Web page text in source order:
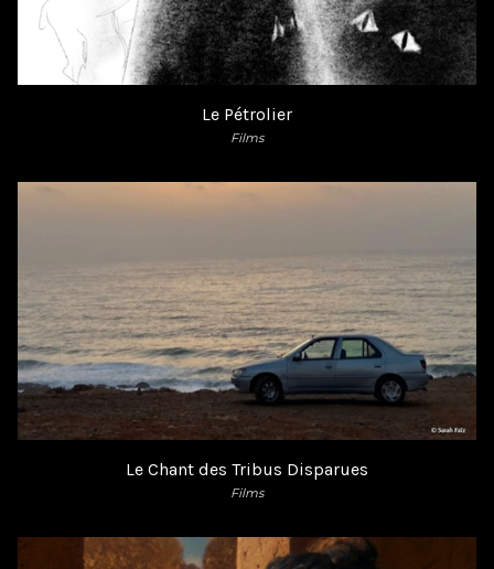
Le Pétrolier
Films
Le Chant des Tribus Disparues
Films